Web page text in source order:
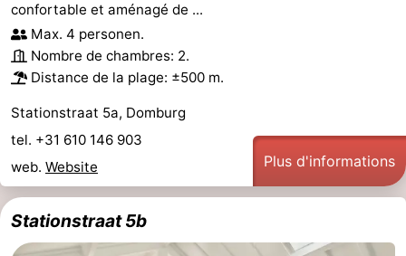
confortable et aménagé de ...
Max. 4 personen.
Nombre de chambres: 2.
Distance de la plage: ±500 m.
Stationstraat 5a, Domburg
tel. +31 610 146 903
web. Website Plus d'informations
Stationstraat 5b